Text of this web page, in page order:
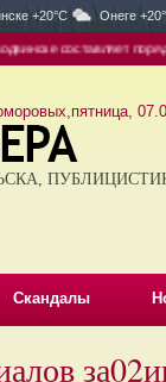
+20°C Онеге
составляет порядка
Скандалы